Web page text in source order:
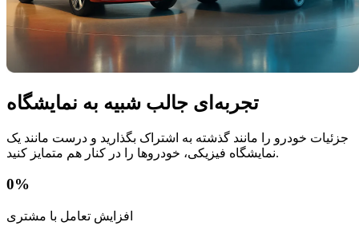
تجربه‌ای جالب شبیه به نمایشگاه
جزئیات خودرو را مانند گذشته به اشتراک بگذارید و درست مانند یک
نمایشگاه فیزیکی، خودروها را در کنار هم متمایز کنید.
0%
افزایش تعامل با مشتری